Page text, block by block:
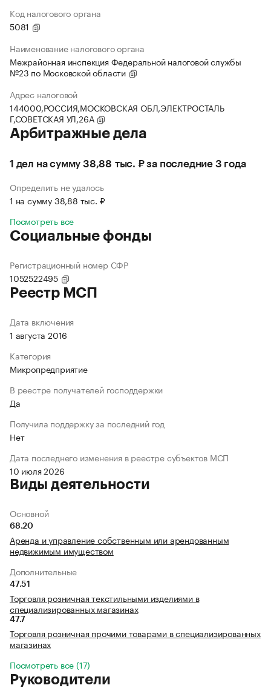
Код налогового органа
5081
Наименование налогового органа
Межрайонная инспекция Федеральной налоговой службы
№23 по Московской области
Адрес налоговой
144000,РОССИЯ,МОСКОВСКАЯ ОБЛ,ЭЛЕКТРОСТАЛЬ
Г,СОВЕТСКАЯ УЛ,26А
Арбитражные дела
1 дел на сумму 38,88 тыс. ₽ за последние 3 года
Определить не удалось
1 на сумму 38,88 тыс. ₽
Посмотреть все
Социальные фонды
Регистрационный номер СФР
1052522495
Реестр МСП
Дата включения
1 августа 2016
Категория
Микропредприятие
В реестре получателей господдержки
Да
Получила поддержку за последний год
Нет
Дата последнего изменения в реестре субъектов МСП
10 июля 2026
Виды деятельности
Основной
68.20
Аренда и управление собственным или арендованным
недвижимым имуществом
Дополнительные
47.51
Торговля розничная текстильными изделиями в
специализированных магазинах
47.7
Торговля розничная прочими товарами в специализированных
магазинах
Посмотреть все (17)
Руководители